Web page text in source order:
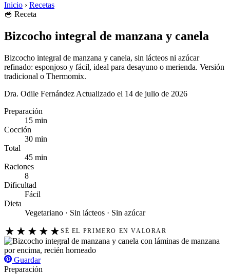
Inicio › Recetas
🥣 Receta
Bizcocho integral de manzana y canela
Bizcocho integral de manzana y canela, sin lácteos ni azúcar
refinado: esponjoso y fácil, ideal para desayuno o merienda. Versión
tradicional o Thermomix.
Dra. Odile Fernández Actualizado el 14 de julio de 2026
Preparación
15 min
Cocción
30 min
Total
45 min
Raciones
8
Dificultad
Fácil
Dieta
Vegetariano · Sin lácteos · Sin azúcar
★ ★ ★ ★ ★ SÉ EL PRIMERO EN VALORAR
Guardar
Preparación